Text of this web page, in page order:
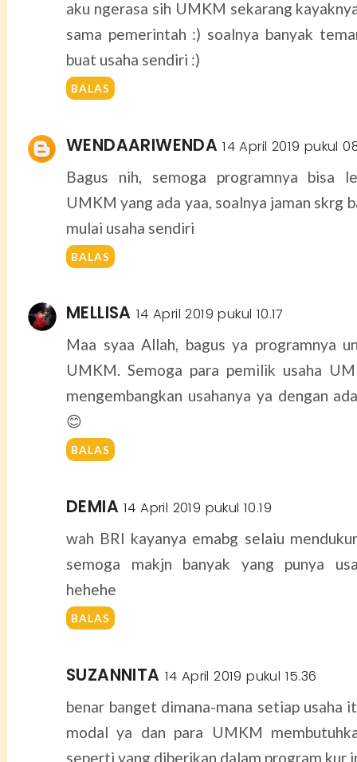
aku ngerasa sih UMKM sekarang
sama pemerintah :) soalnya banyak
buat usaha sendiri :)
BALAS
WENDAARIWENDA 14 April 2019 pukul
Bagus nih, semoga programnya bisa
UMKM yang ada yaa, soalnya jaman skrg
mulai usaha sendiri
BALAS
MELLISA 14 April 2019 pukul 10.17
Maa syaa Allah, bagus ya programnya
UMKM. Semoga para pemilik usaha
mengembangkan usahanya ya dengan
😊
BALAS
DEMIA 14 April 2019 pukul 10.19
wah BRI kayanya emabg selaiu
semoga makjn banyak yang punya
hehehe
BALAS
SUZANNITA 14 April 2019 pukul 15.36
benar banget dimana-mana setiap usaha
modal ya dan para UMKM
seperti yang diberikan dalam program kur